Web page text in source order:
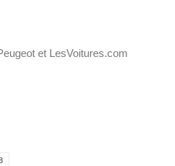
et LesVoitures.com